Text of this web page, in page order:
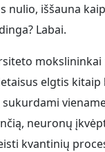
nulio, iššauna
Labai.
elgtis kitaip
neuronų
kvantinių